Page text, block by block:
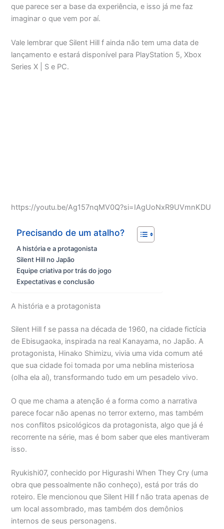
que parece ser a base da experiência, e isso já me faz
imaginar o que vem por aí.
Vale lembrar que Silent Hill f ainda não tem uma data de
lançamento e estará disponível para PlayStation 5, Xbox
Series X | S e PC.
https://youtu.be/Ag157nqMV0Q?si=IAgUoNxR9UVmnKDU
Precisando de um atalho?
A história e a protagonista
Silent Hill no Japão
Equipe criativa por trás do jogo
Expectativas e conclusão
A história e a protagonista
Silent Hill f se passa na década de 1960, na cidade fictícia
de Ebisugaoka, inspirada na real Kanayama, no Japão. A
protagonista, Hinako Shimizu, vivia uma vida comum até
que sua cidade foi tomada por uma neblina misteriosa
(olha ela aí), transformando tudo em um pesadelo vivo.
O que me chama a atenção é a forma como a narrativa
parece focar não apenas no terror externo, mas também
nos conflitos psicológicos da protagonista, algo que já é
recorrente na série, mas é bom saber que eles mantiveram
isso.
Ryukishi07, conhecido por Higurashi When They Cry (uma
obra que pessoalmente não conheço), está por trás do
roteiro. Ele mencionou que Silent Hill f não trata apenas de
um local assombrado, mas também dos demônios
internos de seus personagens.